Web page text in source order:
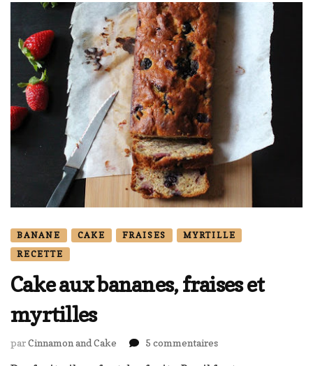
BANANE CAKE FRAISES
MYRTILLE
RECETTE
Cake aux bananes, fraises et
myrtilles
parCinnamon and Cake 5 commentairessur